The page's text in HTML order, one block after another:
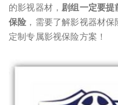
的影视器材， 剧组一定要
保险 ，需要了解影视器材
定制专属影视保险方案！